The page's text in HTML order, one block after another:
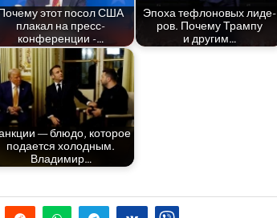
этот посол США
пла­кал на пресс-
конференции -…
Эпо­ха тефло­но­вых лиде­
ров. Поче­му Трам­пу
и другим…
— блю­до, кото­рое
пода­ет­ся холод­ным.
Владимир…